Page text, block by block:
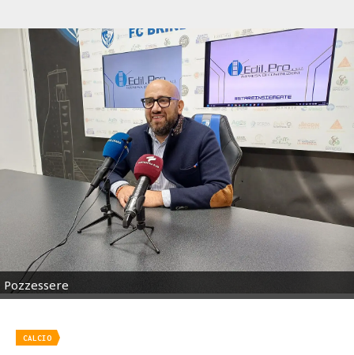
Pozzessere
CALCIO